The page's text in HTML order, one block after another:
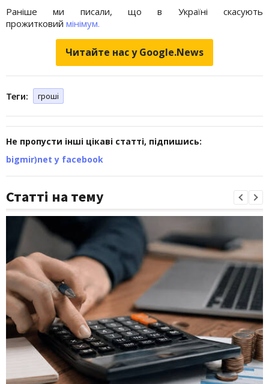
Раніше ми писали, що в Україні скасують
прожитковий мінімум.
Читайте нас у Google.News
Теги: гроші
Не пропусти інші цікаві статті, підпишись:
bigmir)net у facebook
Статті на тему